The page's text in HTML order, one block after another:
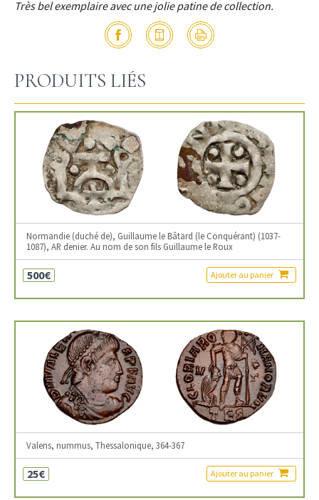
Très bel exemplaire avec une jolie patine de collection.
PRODUITS LIÉS
Normandie (duché de), Guillaume le Bâtard (le Conquérant) (1037-
1087), AR denier. Au nom de son fils Guillaume le Roux
500€ Ajouter au panier
Valens, nummus, Thessalonique, 364-367
25€ Ajouter au panier